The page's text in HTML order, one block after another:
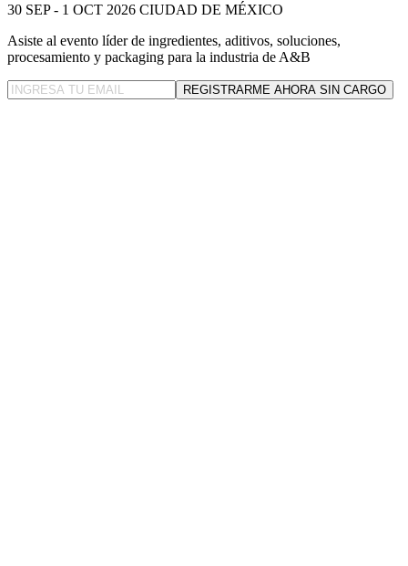
30 SEP - 1 OCT 2026 CIUDAD DE MÉXICO
Asiste al evento líderde ingredientes, aditivos, soluciones,
procesamiento y packaging para la industria de A&B
REGISTRARME AHORA SIN CARGO